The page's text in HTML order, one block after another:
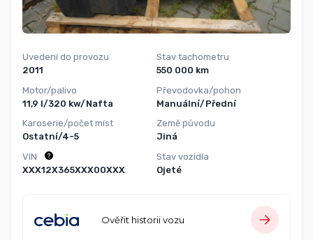
Uvedení do provozu
2011
Motor/palivo
11,9 l/320 kw/Nafta
Karoserie/počet míst
Ostatní/4-5
Stav tachometru
550 000 km
Převodovka/pohon
Manuální/Přední
Země původu
Jiná
VIN
XXX12X365XXX00XXX
Stav vozidla
Ojeté
Ověřit historii vozu